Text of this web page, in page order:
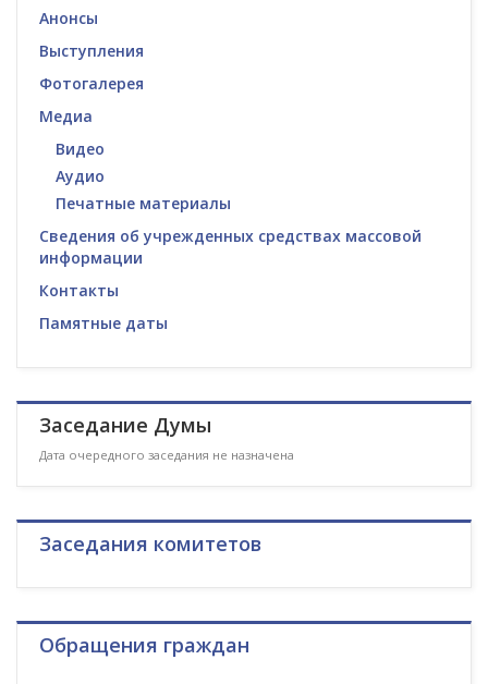
Анонсы
Выступления
Фотогалерея
Медиа
Видео
Аудио
Печатные материалы
Сведения об учрежденных средствах массовой
информации
Контакты
Памятные даты
Заседание Думы
Дата очередного заседания не назначена
Заседания комитетов
Обращения граждан